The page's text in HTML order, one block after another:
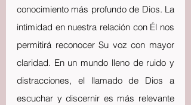
conocimiento más profundo de Dios. La
intimidad en nuestra relación con Él nos
permitirá reconocer Su voz con mayor
claridad. En un mundo lleno de ruido y
distracciones, el llamado de Dios a
escuchar y discernir es más relevante